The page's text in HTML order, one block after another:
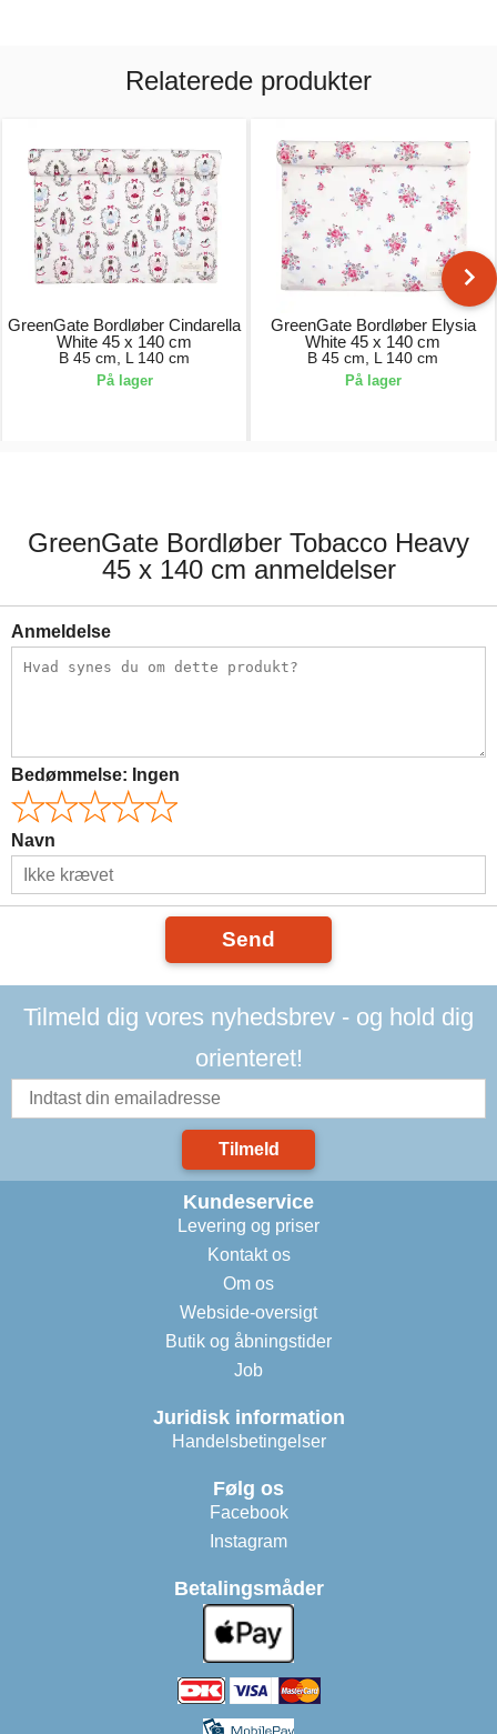
Relaterede produkter
GreenGate Bordløber Cindarella
White 45 x 140 cm
B 45 cm, L 140 cm
På lager
GreenGate Bordløber Elysia
White 45 x 140 cm
B 45 cm, L 140 cm
På lager
GreenGate Bordløber Tobacco Heavy
45 x 140 cm anmeldelser
Anmeldelse
Bedømmelse: Ingen
Navn
Send
Tilmeld dig vores nyhedsbrev - og hold dig
orienteret!
Tilmeld
Kundeservice
Levering og priser
Kontakt os
Om os
Webside-oversigt
Butik og åbningstider
Job
Juridisk information
Handelsbetingelser
Følg os
Facebook
Instagram
Betalingsmåder